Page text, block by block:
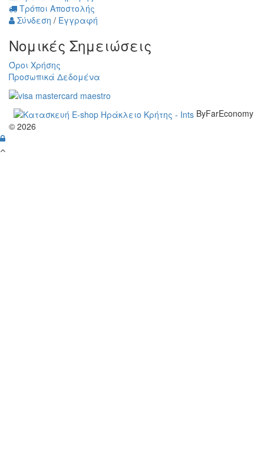
Τρόποι Αποστολής
Σύνδεση / Εγγραφή
Νομικές Σημειώσεις
Όροι Χρήσης
Προσωπικά Δεδομένα
ByFarEconomy
© 2026